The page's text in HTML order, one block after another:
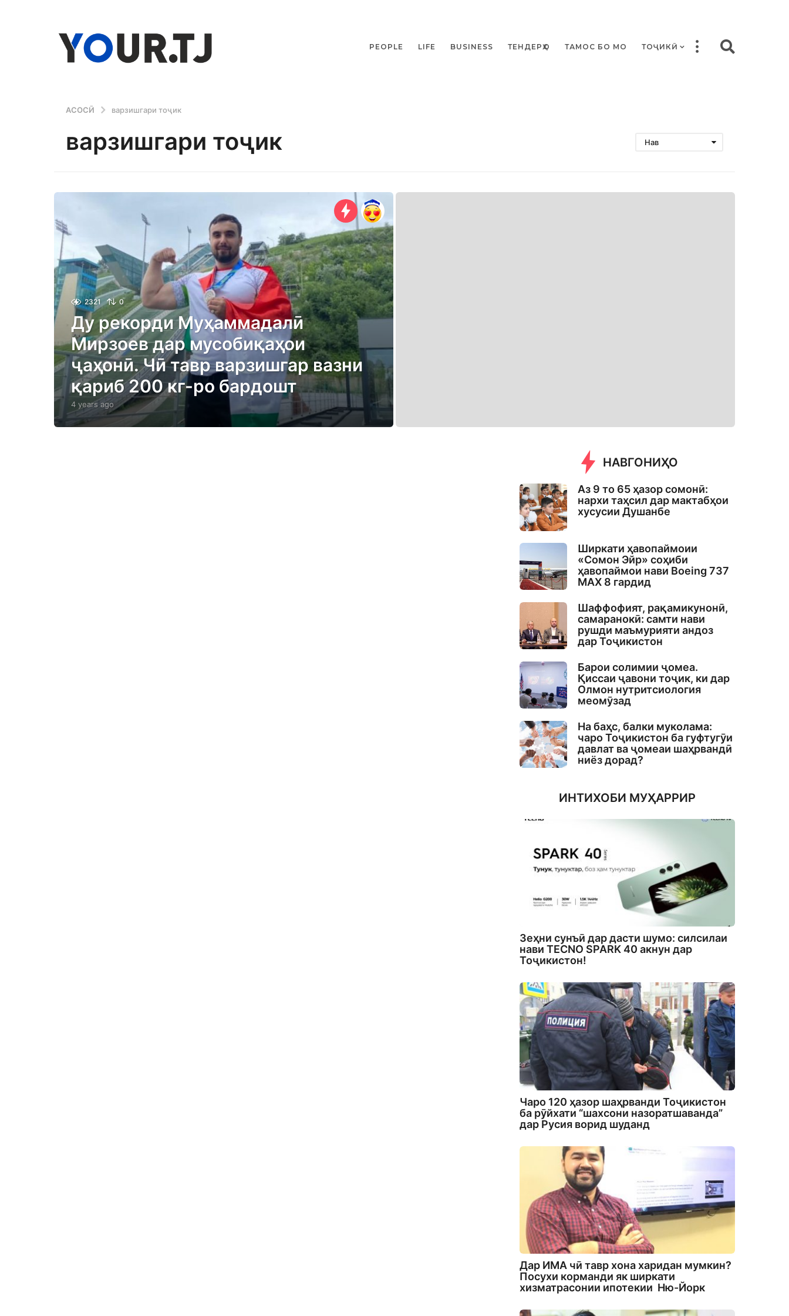
PEOPLE LIFE BUSINESS ТЕНДЕРҲО ТАМОС БО МО ТОҶИКӢ
АСОСӢ варзишгари тоҷик
варзишгари тоҷик Нав
2321 0
Ду рекорди Муҳаммадалӣ
Мирзоев дар мусобиқаҳои
ҷаҳонӣ. Чӣ тавр варзишгар вазни
қариб 200 кг-ро бардошт
4 years ago
y
e
НАВГОНИҲО
Аз 9 то 65 ҳазор сомонӣ:
нархи таҳсил дар мактабҳои
хусусии Душанбе
Ширкати ҳавопаймоии
«Сомон Эйр» соҳиби
ҳавопаймои нави Boeing 737
MAX 8 гардид
Шаффофият, рақамикунонӣ,
самаранокӣ: самти нави
рушди маъмурияти андоз
дар Тоҷикистон
Барои солимии ҷомеа.
Қиссаи ҷавони тоҷик, ки дар
Олмон нутритсиология
меомӯзад
На баҳс, балки муколама:
чаро Тоҷикистон ба гуфтугӯи
давлат ва ҷомеаи шаҳрвандӣ
ниёз дорад?
ИНТИХОБИ МУҲАРРИР
Зеҳни сунъӣ дар дасти шумо: силсилаи
нави TECNO SPARK 40 акнун дар
Тоҷикистон!
Чаро 120 ҳазор шаҳрванди Тоҷикистон
ба рӯйхати “шахсони назоратшаванда”
дар Русия ворид шуданд
Дар ИМА чӣ тавр хона харидан мумкин?
Посухи корманди як ширкати
хизматрасонии ипотекии Ню-Йорк